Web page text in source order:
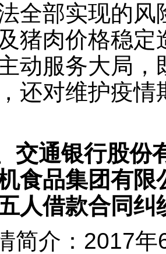
全部实现的风
猪肉价格稳定
动服务大局，
还对维护疫情
交通银行股份
食品集团有限
人借款合同纠
简介：2017